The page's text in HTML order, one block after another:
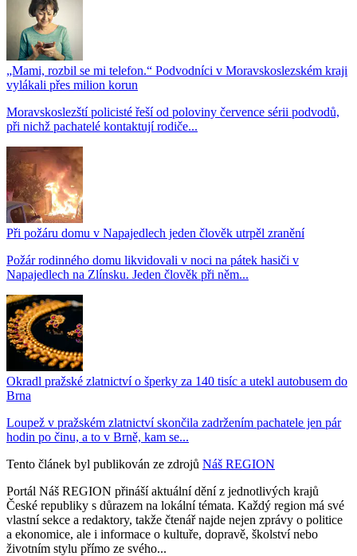
„Mami, rozbil se mi telefon.“ Podvodníci v Moravskoslezském kraji
vylákali přes milion korun
Moravskoslezští policisté řeší od poloviny července sérii podvodů,
při nichž pachatelé kontaktují rodiče...
Při požáru domu v Napajedlech jeden člověk utrpěl zranění
Požár rodinného domu likvidovali v noci na pátek hasiči v
Napajedlech na Zlínsku. Jeden člověk při něm...
Okradl pražské zlatnictví o šperky za 140 tisíc a utekl autobusem do
Brna
Loupež v pražském zlatnictví skončila zadržením pachatele jen pár
hodin po činu, a to v Brně, kam se...
Tento článek byl publikován ze zdrojů Náš REGION
Portál Náš REGION přináší aktuální dění z jednotlivých krajů
České republiky s důrazem na lokální témata. Každý region má své
vlastní sekce a redaktory, takže čtenář najde nejen zprávy o politice
a ekonomice, ale i informace o kultuře, dopravě, školství nebo
životním stylu přímo ze svého...